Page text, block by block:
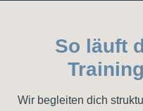
So läuft
Wir begleiten dich